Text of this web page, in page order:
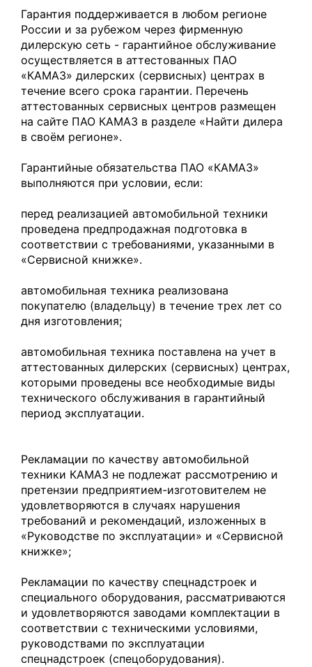
Гарантия поддерживается в любом регионе
России и за рубежом через фирменную
дилерскую сеть - гарантийное обслуживание
осуществляется в аттестованных ПАО
«КАМАЗ» дилерских (сервисных) центрах в
течение всего срока гарантии. Перечень
аттестованных сервисных центров размещен
на сайте ПАО КАМАЗ в разделе «Найти дилера
в своём регионе».
Гарантийные обязательства ПАО «КАМАЗ»
выполняются при условии, если:
перед реализацией автомобильной техники
проведена предпродажная подготовка в
соответствии с требованиями, указанными в
«Сервисной книжке».
автомобильная техника реализована
покупателю (владельцу) в течение трех лет со
дня изготовления;
автомобильная техника поставлена на учет в
аттестованных дилерских (сервисных) центрах,
которыми проведены все необходимые виды
технического обслуживания в гарантийный
период эксплуатации.
Рекламации по качеству автомобильной
техники КАМАЗ не подлежат рассмотрению и
претензии предприятием-изготовителем не
удовлетворяются в случаях нарушения
требований и рекомендаций, изложенных в
«Руководстве по эксплуатации» и «Сервисной
книжке»;
Рекламации по качеству спецнадстроек и
специального оборудования, рассматриваются
и удовлетворяются заводами комплектации в
соответствии с техническими условиями,
руководствами по эксплуатации
спецнадстроек (спецоборудования).